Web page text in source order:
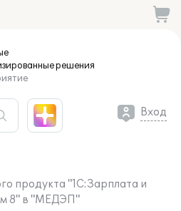
решения
Вход
продукта "1С:Зарплата и
8" в "МЕДЭП"